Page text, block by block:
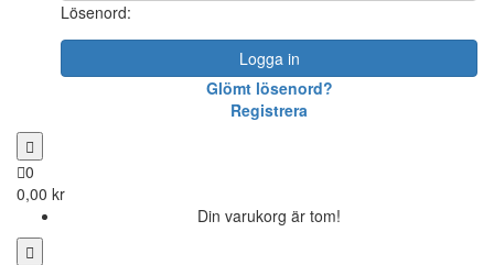
Lösenord:
Logga in
Glömt lösenord?
Registrera
0
0,00 kr
Din varukorg är tom!